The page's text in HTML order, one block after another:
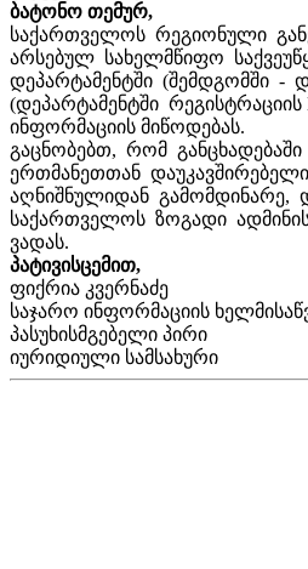
ბატონო თემურ,
საქართველოს რეგიონული
არსებულ სახელმწიფო
დეპარტამენტში (შემდგომში -
(დეპარტამენტში
ინფორმაციის მიწოდებას.
გაცნობებთ, რომ
ერთმანეთთან
აღნიშნულიდან გამომდინარე,
საქართველოს ზოგადი
ვადას.
პატივისცემით,
ფიქრია კვერნაძე
საჯარო ინფორმაციის
პასუხისმგებელი პირი
იურიდიული სამსახური